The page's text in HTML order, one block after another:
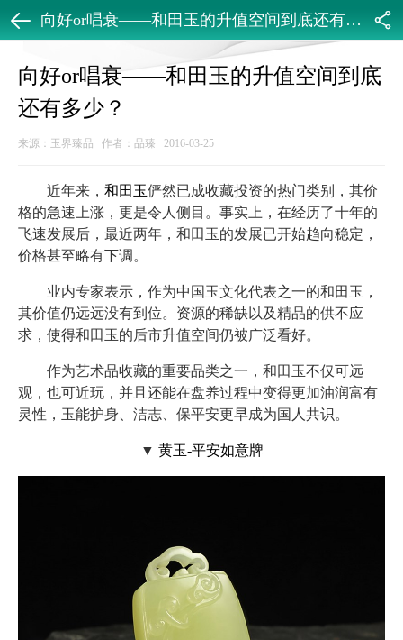
向好or唱衰——和田玉的升值空间到底还有多少？
向好or唱衰——和田玉的升值空间到底
还有多少？
来源：玉界臻品 作者：品臻 2016-03-25
近年来， 和田玉俨然已成收藏投资的热门类别，其价
格的急速上涨，更是令人侧目。事实上，在经历了十年的
飞速发展后，最近两年，和田玉的发展已开始趋向稳定，
价格甚至略有下调。
业内专家表示，作为中国玉文化代表之一的和田玉，
其价值仍远远没有到位。资源的稀缺以及精品的供不应
求，使得和田玉的后市升值空间仍被广泛看好。
作为艺术品收藏的重要品类之一，和田玉不仅可远
观，也可近玩，并且还能在盘养过程中变得更加油润富有
灵性，玉能护身、洁志、保平安更早成为国人共识。
▼ 黄玉-平安如意牌